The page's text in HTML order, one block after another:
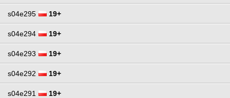
s04e295 19+
s04e294 19+
s04e293 19+
s04e292 19+
s04e291 19+